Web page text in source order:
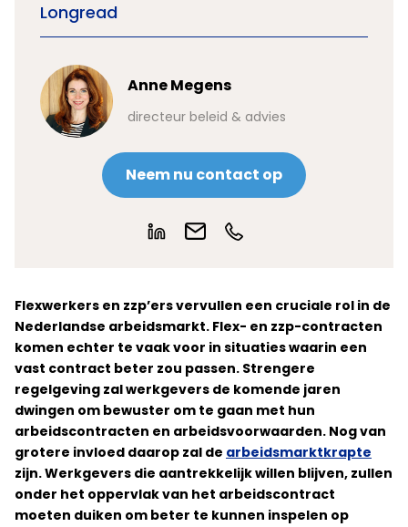
Longread
Anne Megens
directeur beleid & advies
Neem nu contact op
Flexwerkers en zzp’ers vervullen een cruciale rol in de
Nederlandse arbeidsmarkt. Flex- en zzp-contracten
komen echter te vaak voor in situaties waarin een
vast contract beter zou passen. Strengere
regelgeving zal werkgevers de komende jaren
dwingen om bewuster om te gaan met hun
arbeidscontracten en arbeidsvoorwaarden. Nog van
grotere invloed daarop zal de arbeidsmarktkrapte
zijn. Werkgevers die aantrekkelijk willen blijven, zullen
onder het oppervlak van het arbeidscontract
moeten duiken om beter te kunnen inspelen op